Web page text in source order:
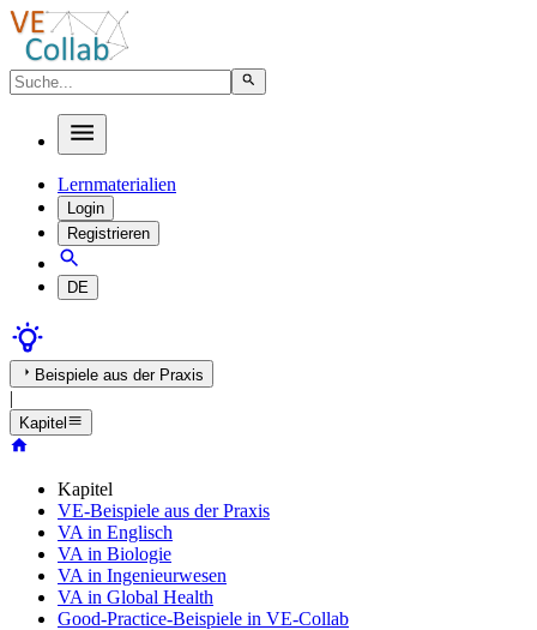
Lernmaterialien
Login
Registrieren
DE
Beispiele aus der Praxis
|
Kapitel
Kapitel
VE-Beispiele aus der Praxis
VA in Englisch
VA in Biologie
VA in Ingenieurwesen
VA in Global Health
Good-Practice-Beispiele in VE-Collab